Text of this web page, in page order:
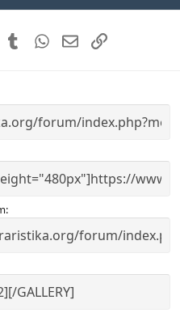
a
PinterestTumblrWhatsApp
EmailLink